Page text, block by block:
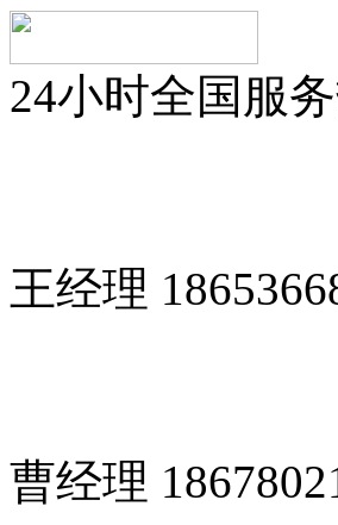
24小时全国服务
王经理
曹经理